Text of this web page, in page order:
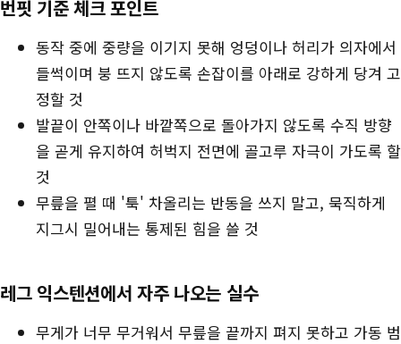
번핏 기준 체크 포인트
동작 중에 중량을 이기지 못해 엉덩이나 허리가 의자에서
들썩이며 붕 뜨지 않도록 손잡이를 아래로 강하게 당겨 고
정할 것
발끝이 안쪽이나 바깥쪽으로 돌아가지 않도록 수직 방향
을 곧게 유지하여 허벅지 전면에 골고루 자극이 가도록 할
것
무릎을 펼 때 '툭' 차올리는 반동을 쓰지 말고, 묵직하게
지그시 밀어내는 통제된 힘을 쓸 것
레그 익스텐션에서 자주 나오는 실수
무게가 너무 무거워서 무릎을 끝까지 펴지 못하고 가동 범